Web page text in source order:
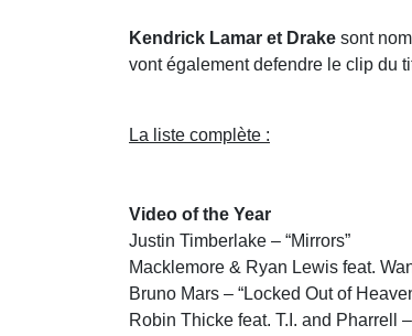
Kendrick Lamar et Drake sont
vont également defendre le clip du
La liste complète :
Video of the Year
Justin Timberlake – “Mirrors”
Macklemore & Ryan Lewis feat.
Bruno Mars – “Locked Out of
Robin Thicke feat. T.I. and Pharrell